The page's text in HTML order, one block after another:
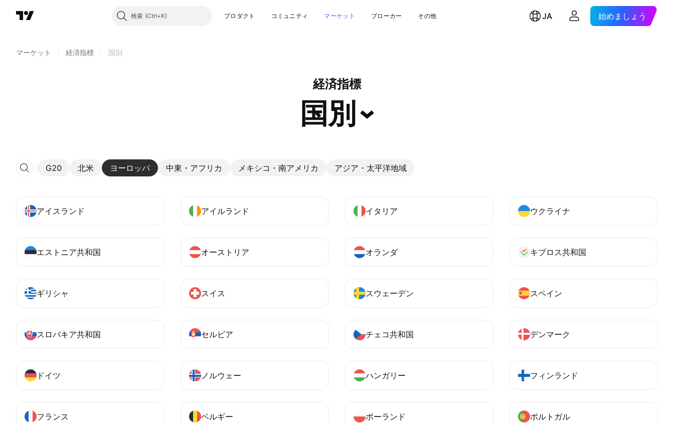
検索 プロダクト コミュニティ マーケット ブローカー その他 JA 始めましょう
マーケット 経済指標 国別
経済指標
国別
G20 北米 ヨーロッパ 中東・アフリカ メキシコ・南アメリカ アジア・太平洋地域
アイスランド アイルランド イタリア ウクライナ
エストニア共和国 オーストリア オランダ キプロス共和国
ギリシャ スイス スウェーデン スペイン
スロバキア共和国 セルビア チェコ共和国 デンマーク
ドイツ ノルウェー ハンガリー フィンランド
フランス ベルギー ポーランド ポルトガル